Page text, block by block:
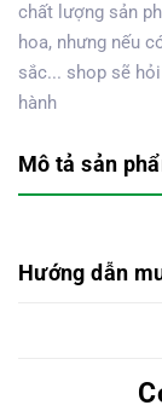
chất lượng sản
hoa, nhưng nếu
sắc... shop sẽ
hành
Mô tả sản
Hướng dẫn